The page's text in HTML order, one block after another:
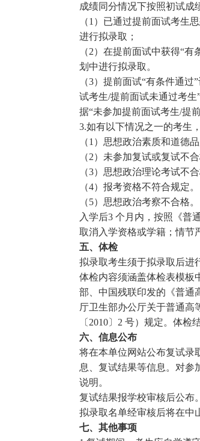
成绩同分情况下按照初试成
（1）已通过提前面试考生
进行拟录取；
（2）在提前面试中获得“
划中进行拟录取。
（3）提前面试“有条件通
试考生/提前面试未通过考
据“未参加提前面试考生/提
3.如有以下情况之一的考生
（1）思想政治素质和道德
（2）未参加复试或复试不
（3）思想政治理论考试不
（4）报考资格不符合规定。
（5）思想政治考察不合格。
入学后3 个月内，按照《普
取消入学资格或学籍；情节
五、体检
拟录取考生须于拟录取后进
体检内容须涵盖体检表模板
部、中国残联印发的《普通
厅卫生部办公厅关于普通高
〔2010〕2 号）规定。体
六、信息公布
将在本单位网站公布复试录
息、复试结果等信息。对参
说明。
复试结果报学校审核后公布。
拟录取名单经审核后将在中
七、其他事项